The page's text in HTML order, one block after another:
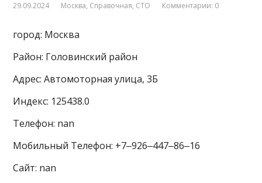
29.09.2024 Москва, Справочная, СТО Комментарии: 0
город: Москва
Район: Головинский район
Адрес: Автомоторная улица, 3Б
Индекс: 125438.0
Телефон: nan
Мобильный Телефон: +7‒926‒447‒86‒16
Сайт: nan